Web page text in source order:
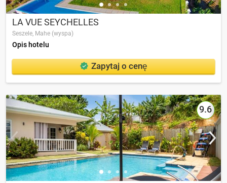
LA VUE SEYCHELLES
Seszele, Mahe (wyspa)
Opis hotelu
Zapytaj o cenę
9.6